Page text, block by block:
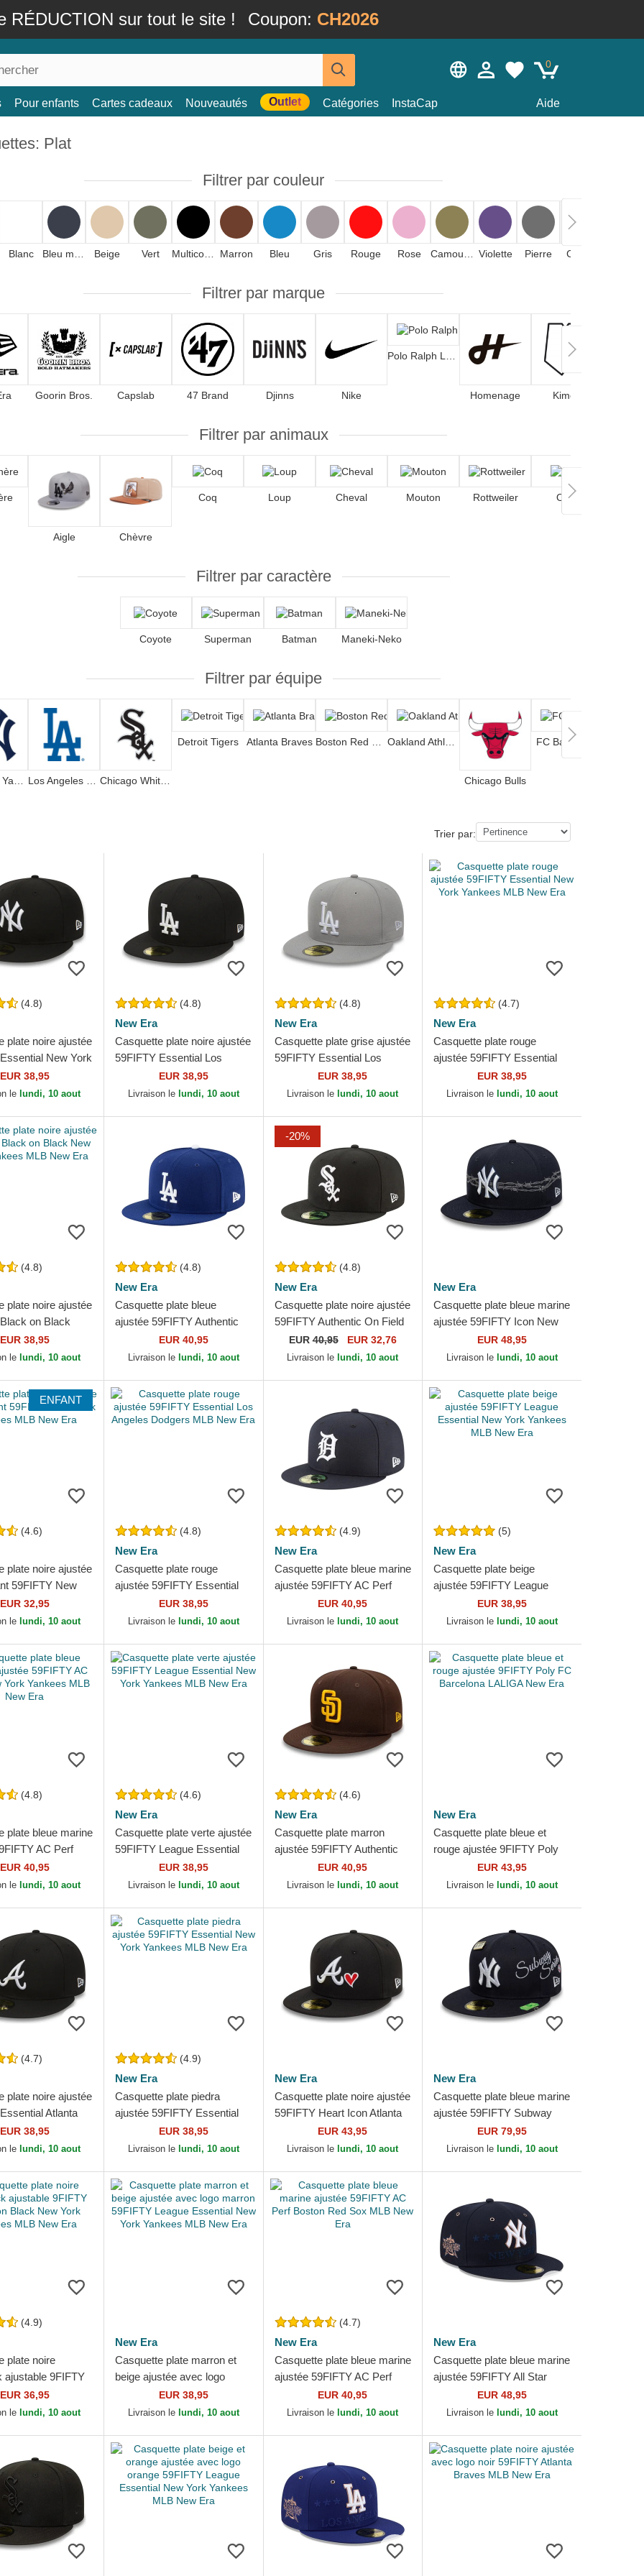
RÉDUCTION sur tout le site ! Coupon: CH2026
0
Pour enfants Cartes cadeaux Nouveautés Outlet Catégories InstaCap Aide
Plat
Filtrer par couleur
Blanc Beige Vert Marron Bleu Gris Rouge Rose Violette Pierre Crème
Filtrer par marque
Goorin Bros. Capslab 47 Brand Djinns Nike
Polo Ralph Lauren
Homenage Kimoa
Filtrer par animaux
Aigle Chèvre
Coq Loup Cheval Mouton Rottweiler Ours
Filtrer par caractère
Coyote Superman Batman Maneki-Neko
Filtrer par équipe
New York Yankees Los Angeles Dodgers Chicago White Sox
Detroit Tigers Atlanta Braves
Chicago Bulls
FC Barcelona
Trier par:
(4.8)
plate noire ajustée
New York
New Era
EUR 38,95
le lundi, 10 aout
(4.8)
New Era
Casquette plate noire ajustée
59FIFTY Essential Los
Angeles Dodgers MLB New
Era
EUR 38,95
Livraison le lundi, 10 aout
(4.8)
New Era
Casquette plate grise ajustée
59FIFTY Essential Los
Angeles Dodgers MLB New
Era
EUR 38,95
Livraison le lundi, 10 aout
(4.7)
New Era
Casquette plate rouge
ajustée 59FIFTY Essential
New York Yankees MLB
New Era
EUR 38,95
Livraison le lundi, 10 aout
(4.8)
plate noire ajustée
on Black
Yankees MLB
EUR 38,95
le lundi, 10 aout
(4.8)
New Era
Casquette plate bleue
ajustée 59FIFTY Authentic
On Field Game Los Angeles
Dodgers MLB New Era
EUR 40,95
Livraison le lundi, 10 aout
-20%
(4.8)
New Era
Casquette plate noire ajustée
59FIFTY Authentic On Field
Game Chicago White Sox
MLB New Era
EUR40,95 EUR 32,76
Livraison le lundi, 10 aout
New Era
Casquette plate bleue marine
ajustée 59FIFTY Icon New
York Yankees MLB New Era
EUR 48,95
Livraison le lundi, 10 aout
ENFANT
(4.6)
plate noire ajustée
59FIFTY New
MLB New Era
EUR 32,95
le lundi, 10 aout
(4.8)
New Era
Casquette plate rouge
ajustée 59FIFTY Essential
Los Angeles Dodgers MLB
New Era
EUR 38,95
Livraison le lundi, 10 aout
(4.9)
New Era
Casquette plate bleue marine
ajustée 59FIFTY AC Perf
Detroit Tigers MLB New Era
EUR 40,95
Livraison le lundi, 10 aout
(5)
New Era
Casquette plate beige
ajustée 59FIFTY League
Essential New York Yankees
MLB New Era
EUR 38,95
Livraison le lundi, 10 aout
(4.8)
plate bleue marine
AC Perf
Yankees MLB
EUR 40,95
le lundi, 10 aout
(4.6)
New Era
Casquette plate verte ajustée
59FIFTY League Essential
New York Yankees MLB
New Era
EUR 38,95
Livraison le lundi, 10 aout
(4.6)
New Era
Casquette plate marron
ajustée 59FIFTY Authentic
On Field San Diego Padres
MLB New Era
EUR 40,95
Livraison le lundi, 10 aout
New Era
Casquette plate bleue et
rouge ajustée 9FIFTY Poly
FC Barcelona LALIGA New
Era
EUR 43,95
Livraison le lundi, 10 aout
(4.7)
plate noire ajustée
Atlanta
New Era
EUR 38,95
le lundi, 10 aout
(4.9)
New Era
Casquette plate piedra
ajustée 59FIFTY Essential
New York Yankees MLB
New Era
EUR 38,95
Livraison le lundi, 10 aout
New Era
Casquette plate noire ajustée
59FIFTY Heart Icon Atlanta
Braves MLB New Era
EUR 43,95
Livraison le lundi, 10 aout
New Era
Casquette plate bleue marine
ajustée 59FIFTY Subway
Series New York Yankees
MLB New Era
EUR 79,95
Livraison le lundi, 10 aout
(4.9)
plate noire
ajustable 9FIFTY
New York
MLB New Era
EUR 36,95
le lundi, 10 aout
New Era
Casquette plate marron et
beige ajustée avec logo
marron 59FIFTY League
Essential New York...
EUR 38,95
Livraison le lundi, 10 aout
(4.7)
New Era
Casquette plate bleue marine
ajustée 59FIFTY AC Perf
Boston Red Sox MLB New
Era
EUR 40,95
Livraison le lundi, 10 aout
New Era
Casquette plate bleue marine
ajustée 59FIFTY All Star
Game New York Yankees
MLB New Era
EUR 48,95
Livraison le lundi, 10 aout